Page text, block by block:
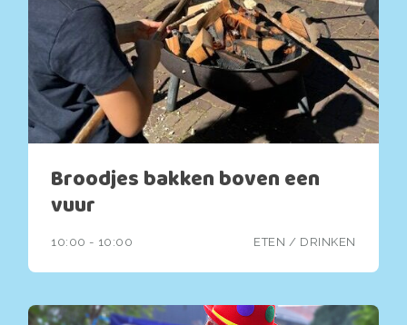
Broodjes bakken boven een
vuur
10:00 - 10:00 ETEN / DRINKEN